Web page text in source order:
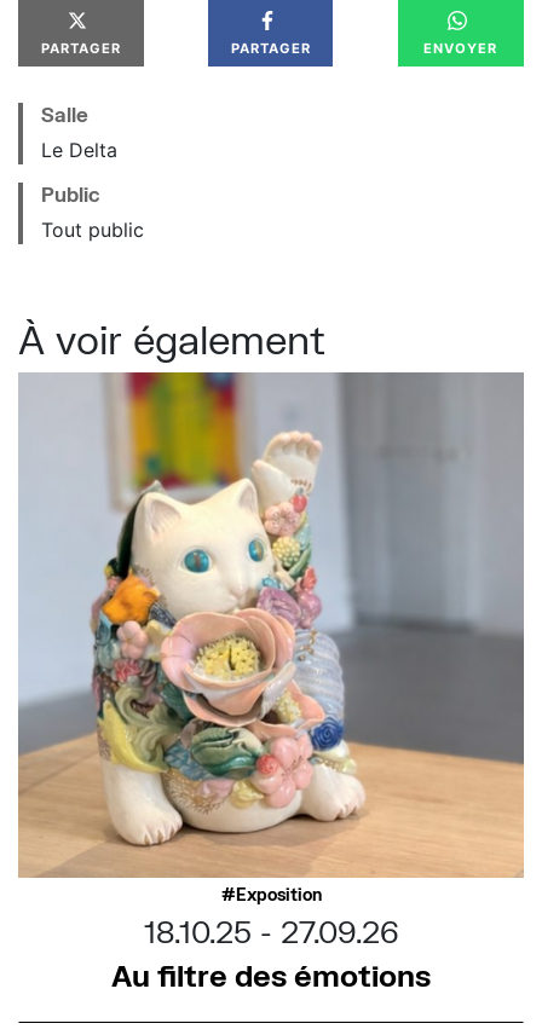
PARTAGER PARTAGER ENVOYER
Salle
Le Delta
Public
Tout public
À voir également
Exposition
18.10.25
27.09.26
Au filtre des émotions